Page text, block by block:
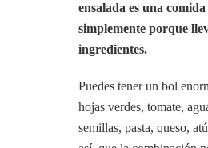
ensalada es una
simplemente porque
ingredientes.
Puedes tener un bol
hojas verdes, tomate,
semillas, pasta, queso,